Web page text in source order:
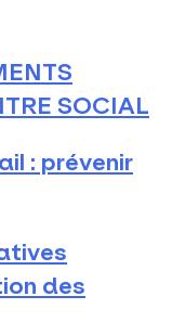
SOCIAL
: prévenir
des